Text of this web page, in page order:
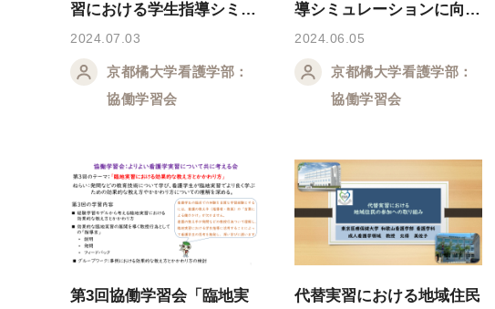
習における学生指導シミュ
レーション用教材等
2024.07.03
京都橘大学看護学部：
協働学習会
導シミュレーションに向け
た準備学習(講義者用PPT)
2024.06.05
京都橘大学看護学部：
協働学習会
第3回協働学習会「臨地実
代替実習における地域住民